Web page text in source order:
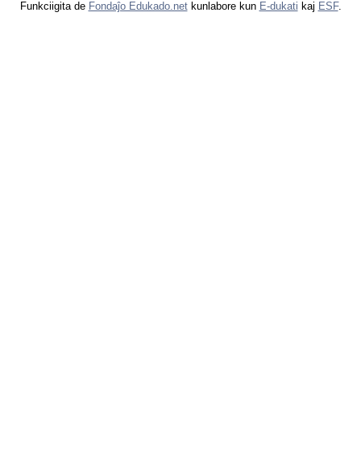
Funkciigita de Fondaĵo Edukado.netkunlabore kun E-dukati kaj ESF.